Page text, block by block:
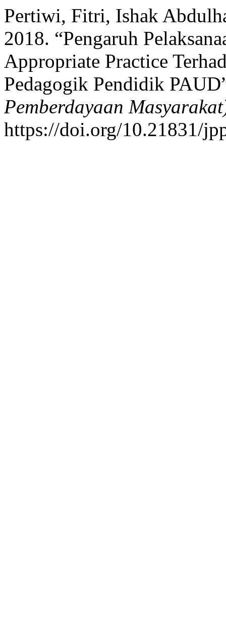
Pertiwi, Fitri, Ishak
2018. “Pengaruh
Appropriate Practice
Pedagogik Pendidik
Pemberdayaan
https://doi.org/10.21831/